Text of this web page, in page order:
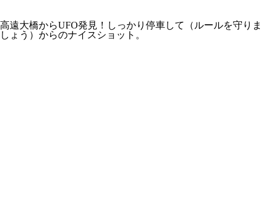
高遠大橋からUFO発見！しっかり停車して（ルールを守りま
しょう）からのナイスショット。